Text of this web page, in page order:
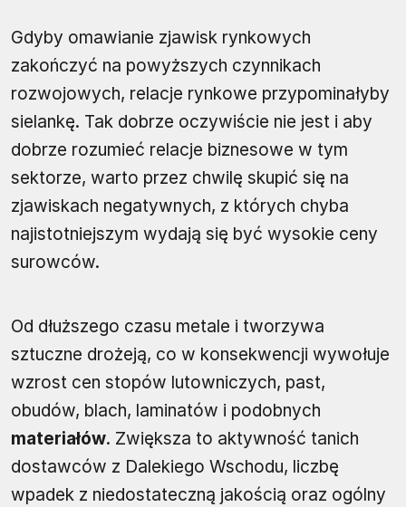
Gdyby omawianie zjawisk rynkowych
zakończyć na powyższych czynnikach
rozwojowych, relacje rynkowe przypominałyby
sielankę. Tak dobrze oczywiście nie jest i aby
dobrze rozumieć relacje biznesowe w tym
sektorze, warto przez chwilę skupić się na
zjawiskach negatywnych, z których chyba
najistotniejszym wydają się być wysokie ceny
surowców.
Od dłuższego czasu metale i tworzywa
sztuczne drożeją, co w konsekwencji wywołuje
wzrost cen stopów lutowniczych, past,
obudów, blach, laminatów i podobnych
materiałów. Zwiększa to aktywność tanich
dostawców z Dalekiego Wschodu, liczbę
wpadek z niedostateczną jakością oraz ogólny